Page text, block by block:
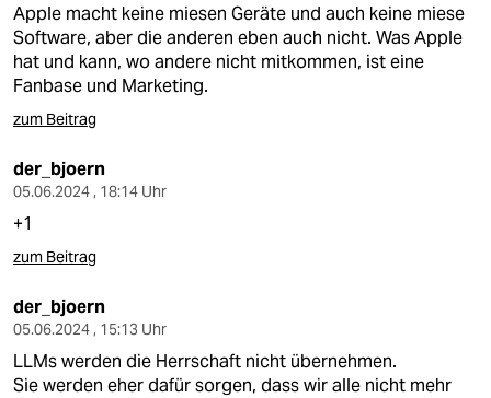
Apple macht keine miesen Geräte und auch keine miese
Software, aber die anderen eben auch nicht. Was Apple
hat und kann, wo andere nicht mitkommen, ist eine
Fanbase und Marketing.
zum Beitrag
der_bjoern
05.06.2024 , 18:14 Uhr
+1
zum Beitrag
der_bjoern
05.06.2024 , 15:13 Uhr
LLMs werden die Herrschaft nicht übernehmen.
Sie werden eher dafür sorgen, dass wir alle nicht mehr